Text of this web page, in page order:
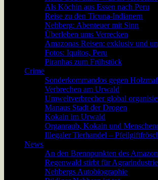
Als Köchin aus Essen nach Peru
Reise zu den Ticuna-Indianern
Nehberg: Abenteuer mit Sinn
Überleben ums Verrecken
Amazonas Reisen: exklusiv und
Fotos: Iquitos, Peru
Piranhas zum Frühstück
Crime
Sonderkommandos gegen
Verbrechen am Urwald
Umweltverbrecher global
Manaus Stadt der Drogen
Kokain im Urwald
Organraub, Kokain und
Illegaler Tierhandel –
News
An den Brennpunkten des
Regenwald stirbt für Agrarindustrie
Nehbergs Autobiographie